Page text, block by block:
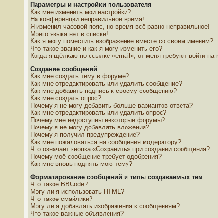
Параметры и настройки пользователя
Как мне изменить мои настройки?
На конференции неправильное время!
Я изменил часовой пояс, но время всё равно неправильное!
Моего языка нет в списке!
Как я могу поместить изображение вместе со своим именем?
Что такое звание и как я могу изменить его?
Когда я щёлкаю по ссылке «email», от меня требуют войти на
Создание сообщений
Как мне создать тему в форуме?
Как мне отредактировать или удалить сообщение?
Как мне добавить подпись к своему сообщению?
Как мне создать опрос?
Почему я не могу добавить больше вариантов ответа?
Как мне отредактировать или удалить опрос?
Почему мне недоступны некоторые форумы?
Почему я не могу добавлять вложения?
Почему я получил предупреждение?
Как мне пожаловаться на сообщения модератору?
Что означает кнопка «Сохранить» при создании сообщения?
Почему моё сообщение требует одобрения?
Как мне вновь поднять мою тему?
Форматирование сообщений и типы создаваемых тем
Что такое BBCode?
Могу ли я использовать HTML?
Что такое смайлики?
Могу ли я добавлять изображения к сообщениям?
Что такое важные объявления?